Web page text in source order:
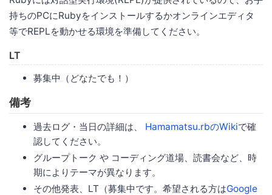
持ちのPCにRubyをインストールするかオンラインエディタ
等でREPLを動かせる環境を準備してください。
LT
募集中（どなたでも！）
備考
過去ログ・当日の詳細は、 Hamamatsu.rbのWikiで確
認してください。
グループトーク や コーディング道場、読書会など、時
期によりテーマが異なります。
その他発表、LT（募集中です。希望される方はGoogle